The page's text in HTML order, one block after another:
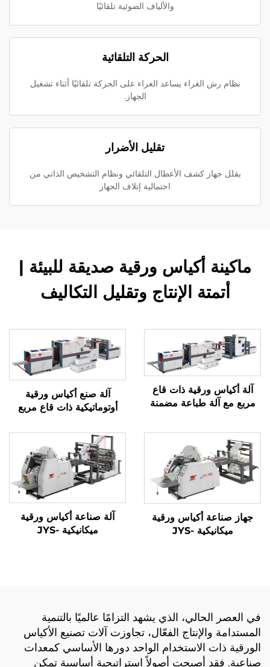
والألياف الضوئية تلقائيًا
الحركة التلقائية
نظام رش الغراء يساعد الغراء على الحركة تلقائيًا أثناء تشغيل
الجهاز.
تقليل الأضرار
يقلل جهاز كشف الأعطال التلقائي ونظام التشخيص الذاتي من
احتمالية إتلاف الجهاز
ماكينة أكياس ورقية صديقة للبيئة |
أتمتة الإنتاج وتقليل التكاليف
آلة أكياس ورقية ذات قاع
مربع مع آلة طباعة مضمنة
آلة صنع أكياس ورقية
أوتوماتيكية ذات قاع مربع
جهاز صناعة أكياس ورقية
ميكانيكية JYS-
آلة صناعة أكياس ورقية
ميكانيكية JYS-
في العصر الحالي، الذي يشهد التزامًا عالميًا بالتنمية
المستدامة والإنتاج الفعّال، تجاوزت آلات تصنيع الأكياس
الورقية ذات الاستخدام الواحد دورها الأساسي كمعدات
صناعية. فقد أصبحت أصولاً استراتيجية أساسية تمكن